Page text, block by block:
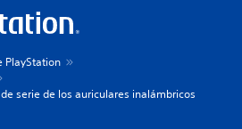
PlayStation
serie de los auriculares inalámbricos